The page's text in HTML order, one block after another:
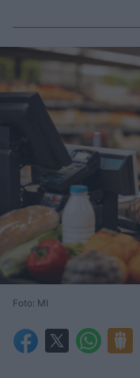
Foto: MI